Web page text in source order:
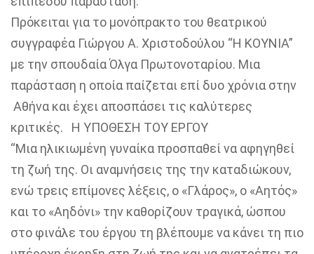
Πρόκειται για το μονόπρακτο του θεατρικού
συγγραφέα Γιώργου Α. Χριστοδούλου “Η ΚΟΥΝΙΑ”
με την σπουδαία Όλγα Πρωτονοταρίου. Μια
παράσταση η οποία παίζεται επί δυο χρόνια στην
Αθήνα και έχει αποσπάσει τις καλύτερες
κριτικές. Η ΥΠΟΘΕΣΗ ΤΟΥ ΕΡΓΟΥ
“Μια ηλικιωμένη γυναίκα προσπαθεί να αφηγηθεί
τη ζωή της. Οι αναμνήσεις της την καταδιώκουν,
ενώ τρεις επίμονες λέξεις, ο «Γλάρος», ο «Αητός»
και το «Αηδόνι» την καθορίζουν τραγικά, ώσπου
στο φινάλε του έργου τη βλέπουμε να κάνει τη πιο